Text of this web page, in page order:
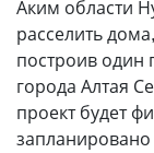
Аким области
расселить
построив один
города Алтая
проект будет
запланировано